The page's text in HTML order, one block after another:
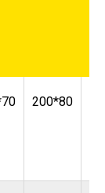
200*80